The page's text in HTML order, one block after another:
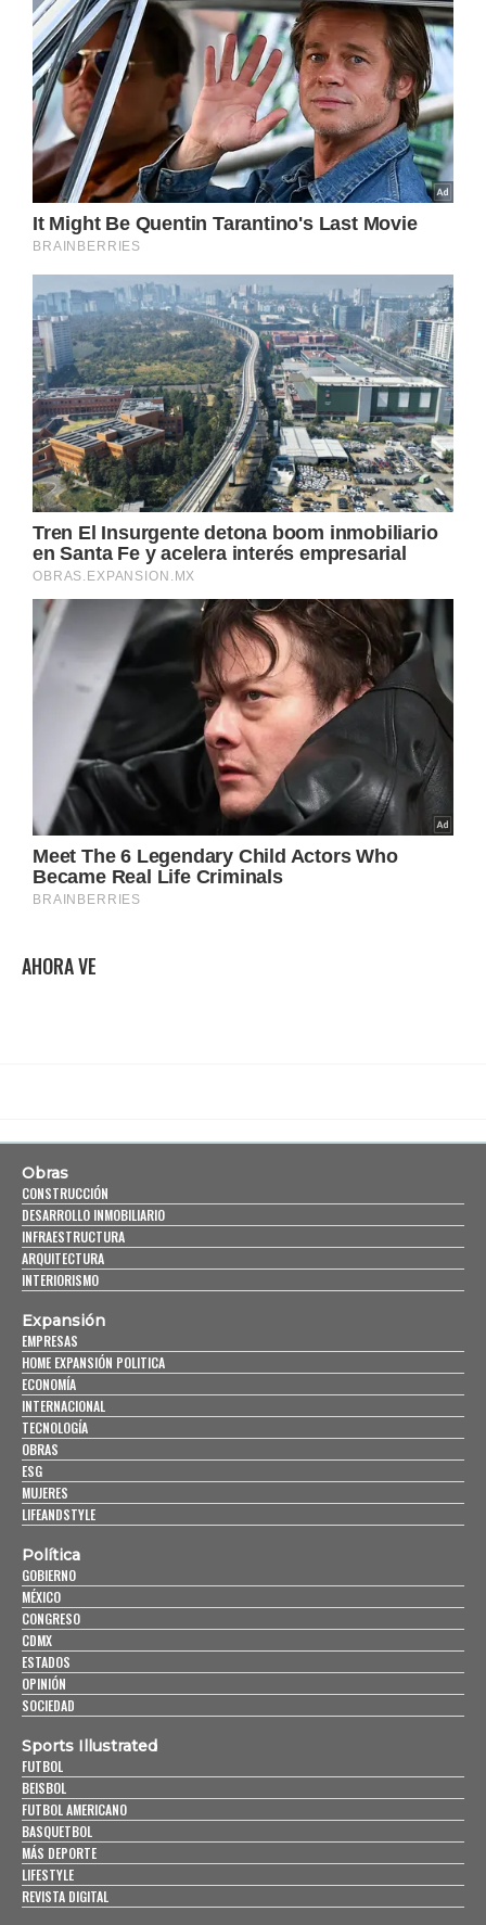
AHORA VE
Obras
CONSTRUCCIÓN
DESARROLLO INMOBILIARIO
INFRAESTRUCTURA
ARQUITECTURA
INTERIORISMO
Expansión
EMPRESAS
HOME EXPANSIÓN POLITICA
ECONOMÍA
INTERNACIONAL
TECNOLOGÍA
OBRAS
ESG
MUJERES
LIFEANDSTYLE
Política
GOBIERNO
MÉXICO
CONGRESO
CDMX
ESTADOS
OPINIÓN
SOCIEDAD
Sports Illustrated
FUTBOL
BEISBOL
FUTBOL AMERICANO
BASQUETBOL
MÁS DEPORTE
LIFESTYLE
REVISTA DIGITAL